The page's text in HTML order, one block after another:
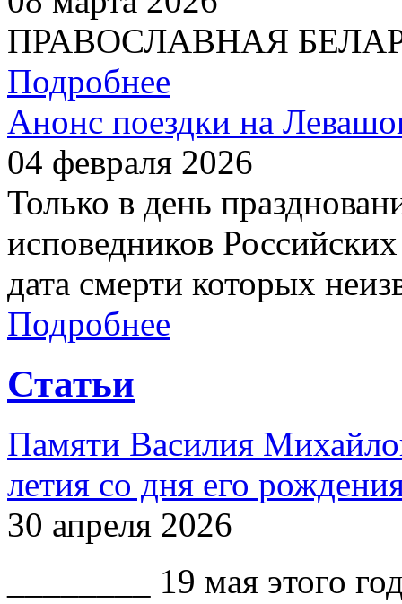
ПРАВОСЛАВНАЯ
Подробнее
Анонс поездки на
04 февраля 2026
Только в день
исповедников
дата смерти которых
Подробнее
Статьи
Памяти Василия
летия со дня его
30 апреля 2026
________ 19 мая этого